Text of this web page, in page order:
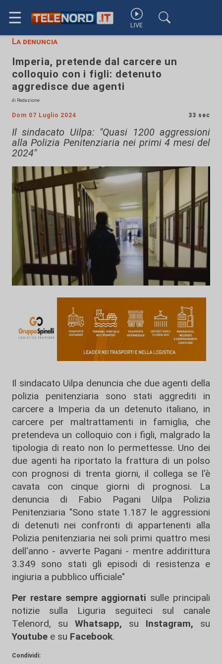
☰ LIVE
La denuncia
Imperia, pretende dal carcere un
colloquio con i figli: detenuto
aggredisce due agenti
di Redazione
Dom 07 Luglio 2024 33 sec
Il sindacato Uilpa: "Quasi 1200 aggressioni
alla Polizia Penitenziaria nei primi 4 mesi del
2024"
Il sindacato Uilpa denuncia che due agenti della
polizia penitenziaria sono stati aggrediti in
carcere a Imperia da un detenuto italiano, in
carcere per maltrattamenti in famiglia, che
pretendeva un colloquio con i figli, malgrado la
tipologia di reato non lo permettesse. Uno dei
due agenti ha riportato la frattura di un polso
con prognosi di trenta giorni, il collega se l'è
cavata con cinque giorni di prognosi. La
denuncia di Fabio Pagani Uilpa Polizia
Penitenziaria "Sono state 1.187 le aggressioni
di detenuti nei confronti di appartenenti alla
Polizia penitenziaria nei soli primi quattro mesi
dell'anno - avverte Pagani - mentre addirittura
3.349 sono stati gli episodi di resistenza e
ingiuria a pubblico ufficiale"
Per restare sempre aggiornati sulle principali
notizie sulla Liguria seguiteci sul canale
Telenord, su
Whatsapp, su Instagram, su
Youtube e su Facebook.
Condividi: